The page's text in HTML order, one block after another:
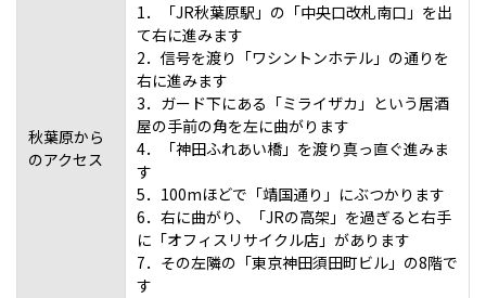
秋葉原から
のアクセス
1．「JR秋葉原駅」の「中央口改札南口」を出
て右に進みます
2．信号を渡り「ワシントンホテル」の通りを
右に進みます
3．ガード下にある「ミライザカ」という居酒
屋の手前の角を左に曲がります
4．「神田ふれあい橋」を渡り真っ直ぐ進みま
す
5．100mほどで「靖国通り」にぶつかります
6．右に曲がり、「JRの高架」を過ぎると右手
に「オフィスリサイクル店」があります
7．その左隣の「東京神田須田町ビル」の8階で
す